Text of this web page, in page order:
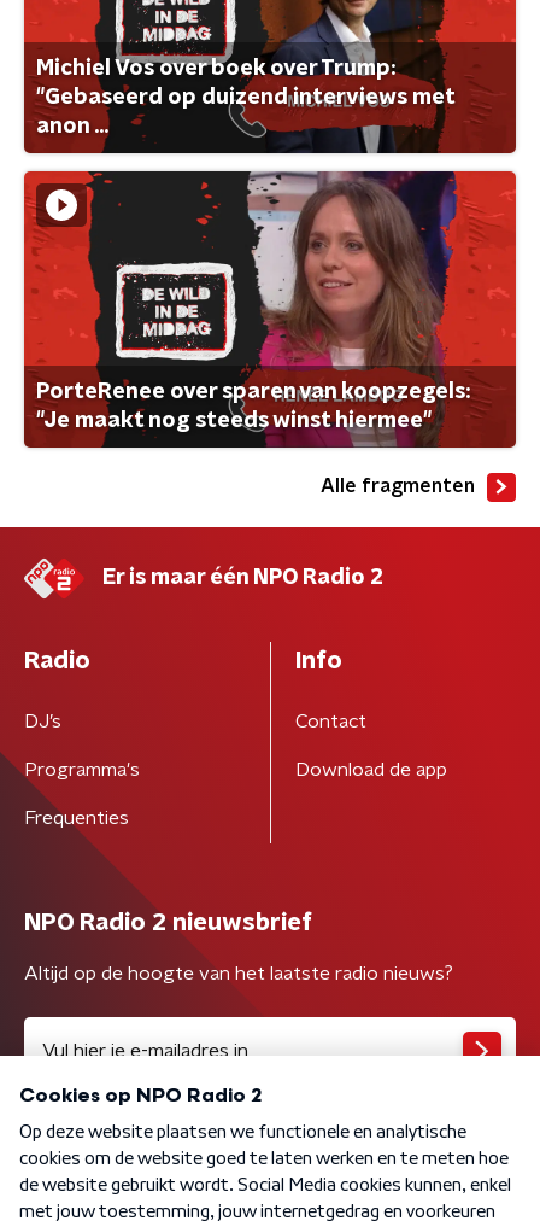
Michiel Vos over boek over Trump:
"Gebaseerd op duizend interviews met
anon ...
PorteRenee over sparen van koopzegels:
"Je maakt nog steeds winst hiermee"
Alle fragmenten
Er is maar één NPO Radio 2
Radio
DJ’s
Programma's
Frequenties
Info
Contact
Download de app
NPO Radio 2 nieuwsbrief
Altijd op de hoogte van het laatste radio nieuws?
Algemene voorwaarden